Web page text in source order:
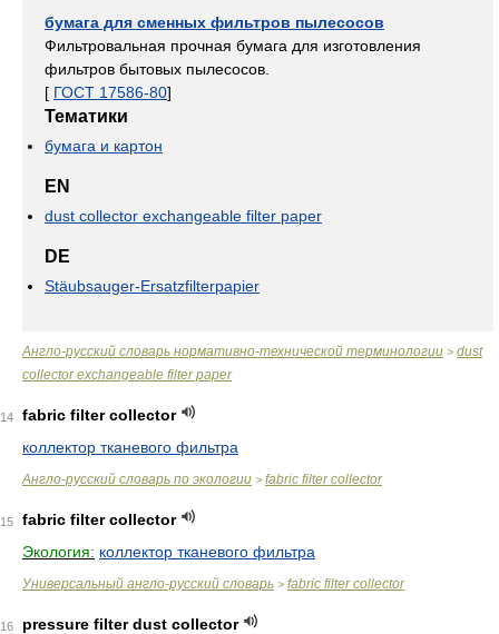
бумага для сменных фильтров пылесосов
Фильтровальная прочная бумага для изготовления
фильтров бытовых пылесосов.
[ ГОСТ 17586-80]
Тематики
бумага и картон
EN
dust collector exchangeable filter paper
DE
Stäubsauger-Ersatzfilterpapier
Англо-русский словарь нормативно-технической терминологии > dust
collector exchangeable filter paper
14
fabric filter collector
коллектор тканевого фильтра
Англо-русский словарь по экологии > fabric filter collector
15
fabric filter collector
Экология: коллектор тканевого фильтра
Универсальный англо-русский словарь > fabric filter collector
16
pressure filter dust collector